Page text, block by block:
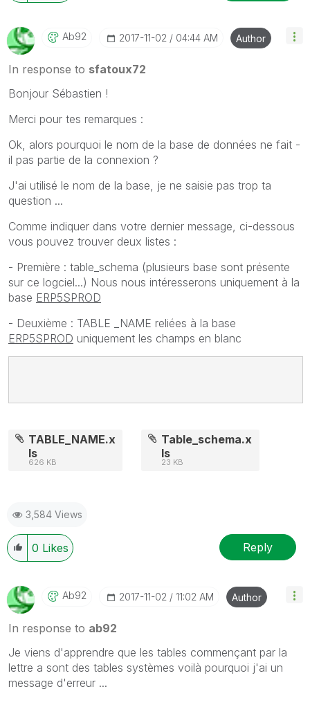
Ab92 ‎2017-11-02 04:44 AM Author
In response to sfatoux72
Bonjour Sébastien !
Merci pour tes remarques :
Ok, alors pourquoi le nom de la base de données ne fait -
il pas partie de la connexion ?
J'ai utilisé le nom de la base, je ne saisie pas trop ta
question ...
Comme indiquer dans votre dernier message, ci-dessous
vous pouvez trouver deux listes :
- Première : table_schema (plusieurs base sont présente
sur ce logciel...) Nous nous intéresserons uniquement à la
base ERP5SPROD
- Deuxième : TABLE _NAME reliées à la base
ERP5SPROD uniquement les champs en blanc
TABLE_NAME.x
ls
626 KB
Table_schema.x
ls
23 KB
3,584 Views
0 Likes Reply
Ab92 ‎2017-11-02 11:02 AM Author
In response to ab92
Je viens d'apprendre que les tables commençant par la
lettre a sont des tables systèmes voilà pourquoi j'ai un
message d'erreur ...